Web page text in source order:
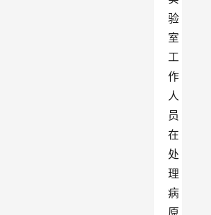
验
室
工
作
人
员
在
处
理
病
原